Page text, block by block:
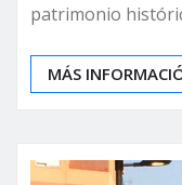
patrimonio
MÁS